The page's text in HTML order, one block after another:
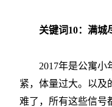
关键词10：满
2017年是公寓
紧，体量过大。以及
难了，所有这些信号